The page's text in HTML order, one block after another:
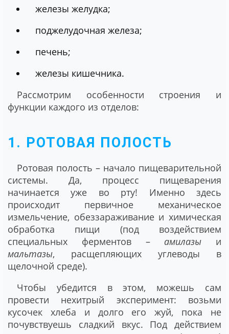
железы желудка;
поджелудочная железа;
печень;
железы кишечника.
Рассмотрим особенности строения и
функции каждого из отделов:
1. РОТОВАЯ ПОЛОСТЬ
Ротовая полость – начало пищеварительной
системы. Да, процесс пищеварения
начинается уже во рту! Именно здесь
происходит первичное механическое
измельчение, обеззараживание и химическая
обработка пищи (под воздействием
специальных ферментов – амилазы и
мальтазы, расщепляющих углеводы в
щелочной среде).
Чтобы убедится в этом, можешь сам
провести нехитрый эксперимент: возьми
кусочек хлеба и долго его жуй, пока не
почувствуешь сладкий вкус. Под действием